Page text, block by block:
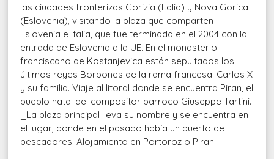
las ciudades fronterizas Gorizia (Italia) y Nova Gorica
(Eslovenia), visitando la plaza que comparten
Eslovenia e Italia, que fue terminada en el 2004 con la
entrada de Eslovenia a la UE. En el monasterio
franciscano de Kostanjevica están sepultados los
últimos reyes Borbones de la rama francesa: Carlos X
y su familia. Viaje al litoral donde se encuentra Piran, el
pueblo natal del compositor barroco Giuseppe Tartini.
_La plaza principal lleva su nombre y se encuentra en
el lugar, donde en el pasado había un puerto de
pescadores. Alojamiento en Portoroz o Piran.